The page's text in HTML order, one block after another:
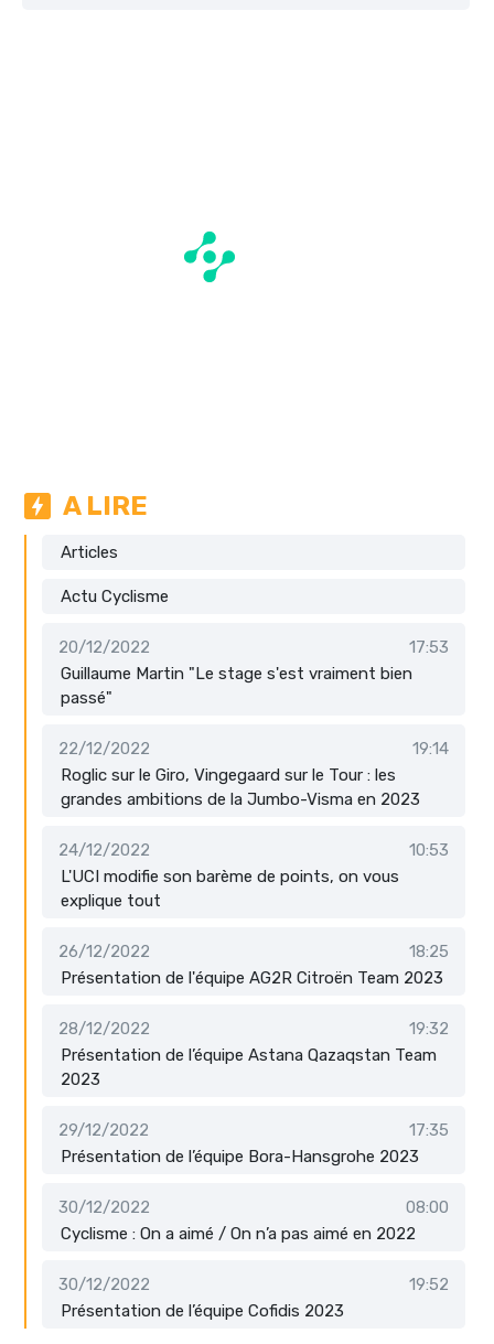
A LIRE
Articles
Actu Cyclisme
20/12/2022
17:53
Guillaume Martin "Le stage s'est vraiment bien
passé"
22/12/2022
19:14
Roglic sur le Giro, Vingegaard sur le Tour : les
grandes ambitions de la Jumbo-Visma en 2023
24/12/2022
10:53
L'UCI modifie son barème de points, on vous
explique tout
26/12/2022
18:25
Présentation de l'équipe AG2R Citroën Team 2023
28/12/2022
19:32
Présentation de l’équipe Astana Qazaqstan Team
2023
29/12/2022
17:35
Présentation de l’équipe Bora-Hansgrohe 2023
30/12/2022
08:00
Cyclisme : On a aimé / On n’a pas aimé en 2022
30/12/2022
19:52
Présentation de l’équipe Cofidis 2023